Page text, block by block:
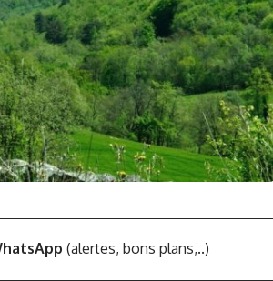
(alertes, bons plans,..)